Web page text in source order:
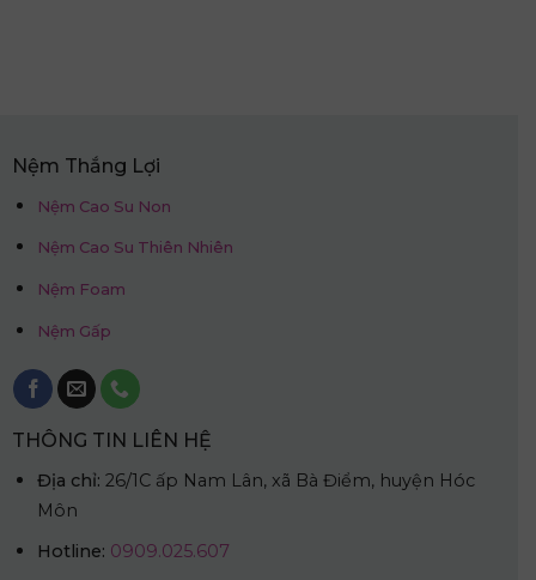
Nệm Thắng Lợi
Nệm Cao Su Non
Nệm Cao Su Thiên Nhiên
Nệm Foam
Nệm Gấp
THÔNG TIN LIÊN HỆ
Địa chỉ: 26/1C ấp Nam Lân, xã Bà Điểm, huyện Hóc
Môn
Hotline: 0909.025.607